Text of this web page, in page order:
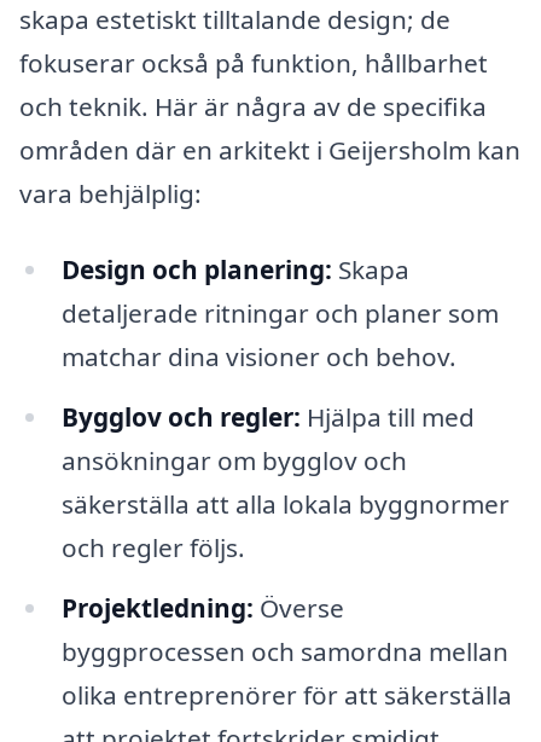
skapa estetiskt tilltalande design; de
fokuserar också på funktion, hållbarhet
och teknik. Här är några av de specifika
områden där en arkitekt i Geijersholm kan
vara behjälplig:
Design och planering: Skapa
detaljerade ritningar och planer som
matchar dina visioner och behov.
Bygglov och regler: Hjälpa till med
ansökningar om bygglov och
säkerställa att alla lokala byggnormer
och regler följs.
Projektledning: Överse
byggprocessen och samordna mellan
olika entreprenörer för att säkerställa